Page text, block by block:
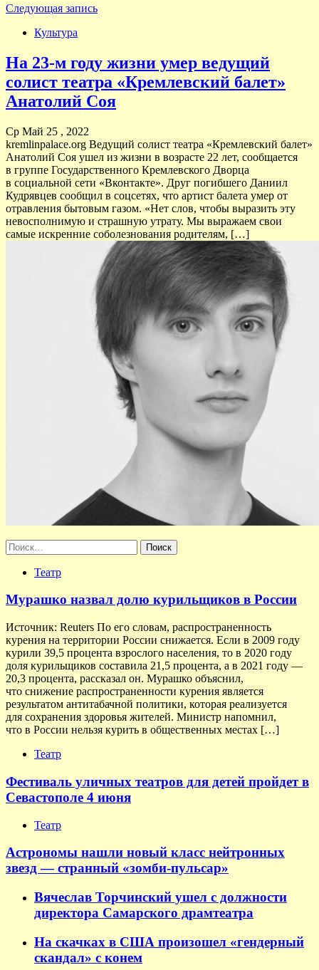
Следующая запись
Культура
На 23-м году жизни умер ведущий
солист театра «Кремлевский балет»
Анатолий Соя
Ср Май 25 , 2022
kremlinpalace.org Ведущий солист театра «Кремлевский балет»
Анатолий Соя ушел из жизни в возрасте 22 лет, сообщается
в группе Государственного Кремлевского Дворца
в социальной сети «Вконтакте». Друг погибшего Даниил
Кудрявцев сообщил в соцсетях, что артист балета умер от
отравления бытовым газом. «Нет слов, чтобы выразить эту
невосполнимую и страшную утрату. Мы выражаем свои
самые искренние соболезнования родителям, […]
Найти:
Театр
Мурашко назвал долю курильщиков в России
Источник: Reuters По его словам, распространенность
курения на территории России снижается. Если в 2009 году
курили 39,5 процента взрослого населения, то в 2020 году
доля курильщиков составила 21,5 процента, а в 2021 году —
20,3 процента, рассказал он. Мурашко объяснил,
что снижение распространенности курения является
результатом антитабачной политики, которая реализуется
для сохранения здоровья жителей. Министр напомнил,
что в России нельзя курить в общественных местах […]
Театр
Фестиваль уличных театров для детей пройдет в
Севастополе 4 июня
Театр
Астрономы нашли новый класс нейтронных
звезд — странный «зомби-пульсар»
Вячеслав Торчинский ушел с должности
директора Самарского драмтеатра
На скачках в США произошел «гендерный
скандал» с конем